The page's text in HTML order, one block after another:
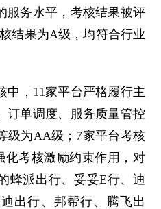
服务水平，考核结果被评
结果为A级，均符合行业
中，11家平台严格履行主
订单调度、服务质量管控
级为AA级；7家平台考核
考核激励约束作用，对
蜂派出行、妥妥E行、迪
出行、邦帮行、腾飞出